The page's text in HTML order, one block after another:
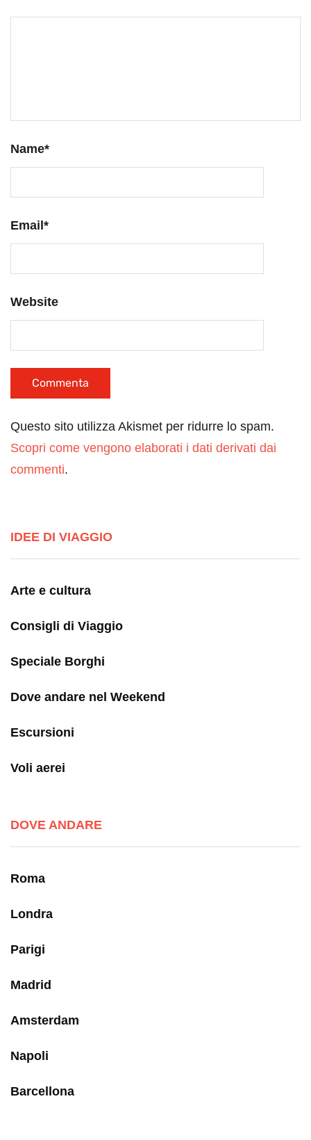
Name*
Email*
Website
Questo sito utilizza Akismet per ridurre lo spam.
Scopri come vengono elaborati i dati derivati dai
commenti.
IDEE DI VIAGGIO
Arte e cultura
Consigli di Viaggio
Speciale Borghi
Dove andare nel Weekend
Escursioni
Voli aerei
DOVE ANDARE
Roma
Londra
Parigi
Madrid
Amsterdam
Napoli
Barcellona